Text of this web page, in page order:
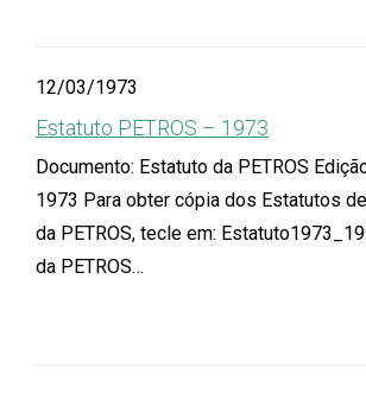
12/03/1973
Estatuto PETROS – 1973
Documento: Estatuto da PETROS
1973 Para obter cópia dos Estatutos
da PETROS, tecle em:
da PETROS…